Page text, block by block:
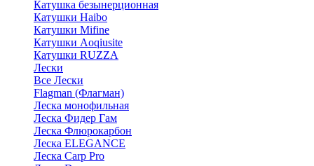
Катушка безынерционная
Катушки Haibo
Катушки Mifine
Катушки Aoqiusite
Катушки RUZZA
Лески
Все Лески
Flagman (Флагман)
Леска монофильная
Леска Фидер Гам
Леска Флюрокарбон
Леска ELEGANCE
Леска Carp Pro